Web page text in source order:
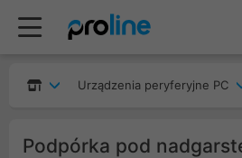
Urządzenia peryferyjne PC
Podpórka pod